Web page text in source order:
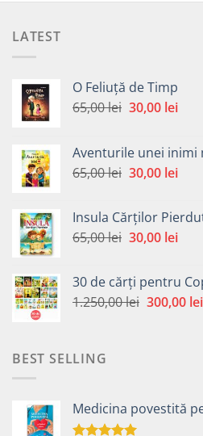
LATEST
O Feliuță de Timp
65,00lei Prețul
fost:
65,00 lei.
30,00 lei
Aventurile unei inimi
65,00lei Prețul
fost:
65,00 lei.
30,00 lei
Insula Cărților
65,00lei Prețul
fost:
65,00 lei.
30,00 lei
30 de cărți pentru
1.250,00lei Prețul
300,00 lei
BEST SELLING
Medicina povestită